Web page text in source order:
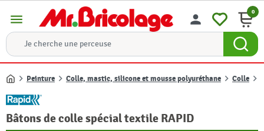
menu person 0
Accueil
Peinture Colle, mastic, silicone et mousse polyuréthane Colle
Bâtons de colle spécial textile RAPID